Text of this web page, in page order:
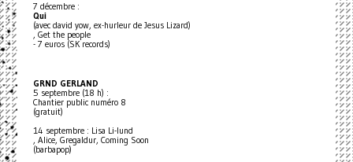
7 décembre :
Qui
(avec david yow, ex-hurleur de Jesus Lizard)
, Get the people
- 7 euros (SK records)
GRND GERLAND
5 septembre (18 h) :
Chantier public numéro 8
(gratuit)
14 septembre : Lisa Li-lund
, Alice, Gregaldur, Coming Soon
(barbapop)